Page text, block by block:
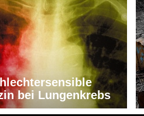
Verdi
Francesco Maria Piave
/ Oper in 3 Akten
bei Lungenkrebs